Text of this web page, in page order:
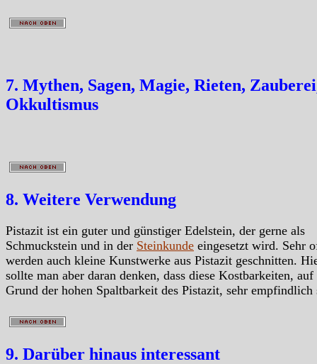
7. Mythen, Sagen, Magie, Rieten,
Okkultismus
8. Weitere Verwendung
Pistazit ist ein guter und günstiger Edelstein, der gerne als
Schmuckstein und in der Steinkunde eingesetzt wird. Sehr
werden auch kleine Kunstwerke aus Pistazit geschnitten.
sollte man aber daran denken, dass diese Kostbarkeiten, auf
Grund der hohen Spaltbarkeit des Pistazit, sehr empfindlich
9. Darüber hinaus interessant